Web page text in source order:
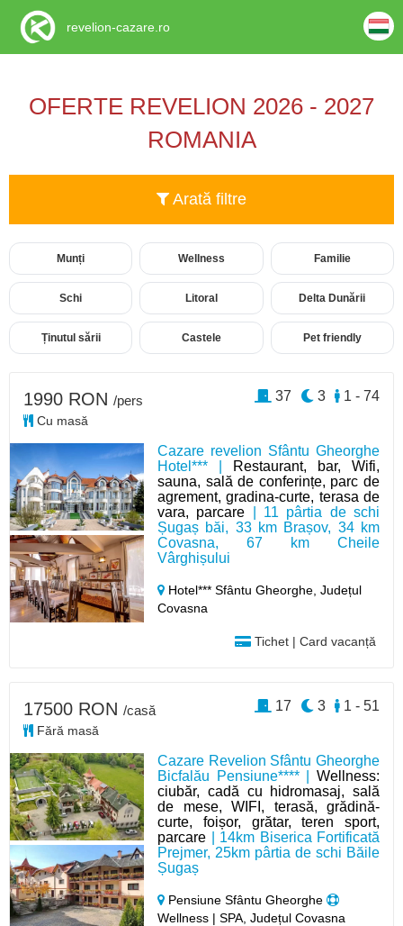
OFERTE REVELION 2026 - 2027
ROMANIA
Arată filtre
Munți Wellness Familie
Schi Litoral Delta Dunării
Ținutul sării Castele Pet friendly
Cazare revelion Sfântu Gheorghe
Hotel*** |
Restaurant, bar, Wifi,
sauna, sală de conferințe, parc de
agrement, gradina-curte, terasa de
vara, parcare | 11 pârtia de schi
Șugaș băi, 33 km Brașov, 34 km
Covasna, 67 km Cheile
Vârghișului
Hotel*** Sfântu Gheorghe,Județul
Covasna
Tichet | Card vacanță
1990 RON /pers
Cu masă
1 - 74
3
37
Cazare Revelion Sfântu Gheorghe
Bicfalău Pensiune**** | Wellness:
ciubăr, cadă cu hidromasaj, sală
de mese, WIFI, terasă, grădină-
curte, foișor, grătar, teren sport,
parcare | 14km Biserica Fortificată
Prejmer, 25km pârtia de schi Băile
Șugaș
Pensiune Sfântu Gheorghe
Wellness | SPA, Județul Covasna
17500 RON /casă
Fără masă
1 - 51
3
17
revelion-cazare.ro